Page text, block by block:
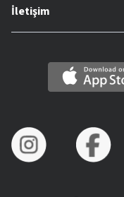
İletişim